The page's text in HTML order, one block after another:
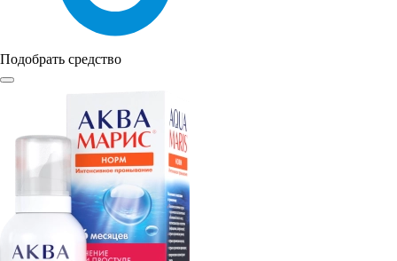
Подобрать средство